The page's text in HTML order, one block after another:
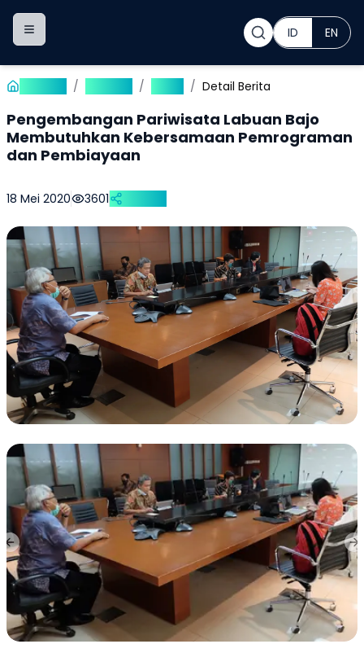
Toggle navigation menu ID EN
/ / / Detail Berita
Pengembangan Pariwisata Labuan Bajo
Membutuhkan Kebersamaan Pemrograman
dan Pembiayaan
18 Mei 2020 3601
Previous slide